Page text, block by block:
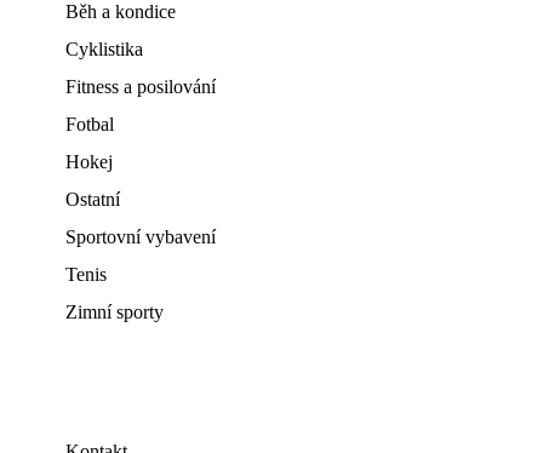
Běh a kondice
Cyklistika
Fitness a posilování
Fotbal
Hokej
Ostatní
Sportovní vybavení
Tenis
Zimní sporty